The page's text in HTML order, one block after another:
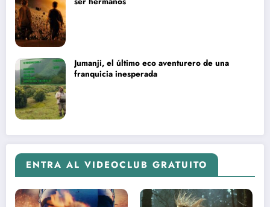
Jumanji, el último eco aventurero de una
franquicia inesperada
ENTRA AL VIDEOCLUB GRATUITO